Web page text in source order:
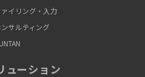
ァイリング・入力
ンサルティング
ューション